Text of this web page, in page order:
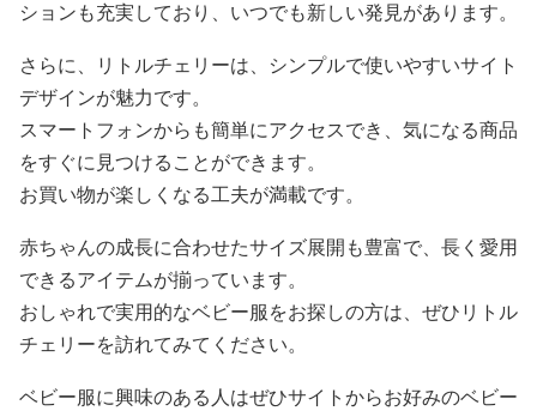
ションも充実しており、いつでも新しい発見があります。
さらに、リトルチェリーは、シンプルで使いやすいサイト
デザインが魅力です。
スマートフォンからも簡単にアクセスでき、気になる商品
をすぐに見つけることができます。
お買い物が楽しくなる工夫が満載です。
赤ちゃんの成長に合わせたサイズ展開も豊富で、長く愛用
できるアイテムが揃っています。
おしゃれで実用的なベビー服をお探しの方は、ぜひリトル
チェリーを訪れてみてください。
ベビー服に興味のある人はぜひサイトからお好みのベビー